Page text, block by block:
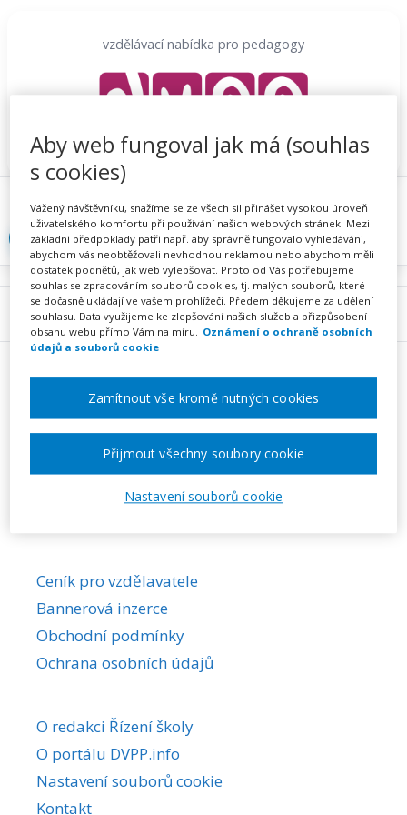
vzdělávací nabídka pro pedagogy
Proč se registrovat Hlídací sojka
Registrace
Přihlásit
Požadovaná akce nebyla nalezena.
Menu
Ceník pro vzdělavatele
Bannerová inzerce
Obchodní podmínky
Ochrana osobních údajů
O redakci Řízení školy
O portálu DVPP.info
Nastavení souborů cookie
Kontakt
Aby web fungoval jak má (souhlas
s cookies)
Vážený návštěvníku, snažíme se ze všech sil přinášet vysokou úroveň
uživatelského komfortu při používání našich webových stránek. Mezi
základní předpoklady patří např. aby správně fungovalo vyhledávání,
abychom vás neobtěžovali nevhodnou reklamou nebo abychom měli
dostatek podnětů, jak web vylepšovat. Proto od Vás potřebujeme
souhlas se zpracováním souborů cookies, tj. malých souborů, které
se dočasně ukládají ve vašem prohlížeči. Předem děkujeme za udělení
souhlasu. Data využijeme ke zlepšování našich služeb a přizpůsobení
obsahu webu přímo Vám na míru. Oznámení o ochraně osobních
údajů a souborů cookie
Nastavení souborů cookie
Zamítnout vše kromě nutných cookies
Přijmout všechny soubory cookie